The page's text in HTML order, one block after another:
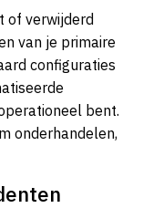
of verwijderd
van je primaire
configuraties
bent.
onderhandelen,